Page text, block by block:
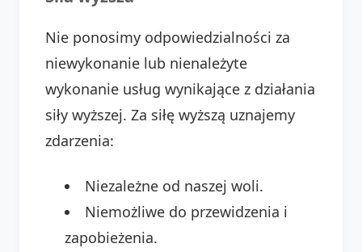
Nie ponosimy odpowiedzialności za
niewykonanie lub nienależyte
wykonanie usług wynikające z działania
siły wyższej. Za siłę wyższą uznajemy
zdarzenia:
Niezależne od naszej woli.
Niemożliwe do przewidzenia i
zapobieżenia.